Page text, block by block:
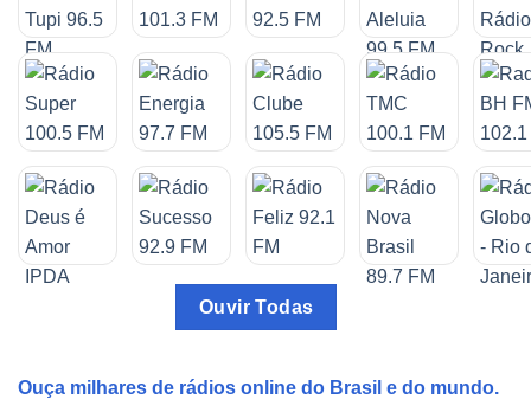
Ouvir Todas
Ouça milhares de rádios online do Brasil e do mundo.